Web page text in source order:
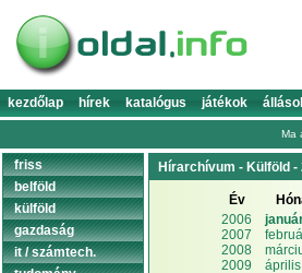
kezdőlap hírek katalógus játékok
Ma
Hírarchívum - Külföld -
Év
2006
2007
2008
2009
április
friss
belföld
külföld
gazdaság
it / számtech.